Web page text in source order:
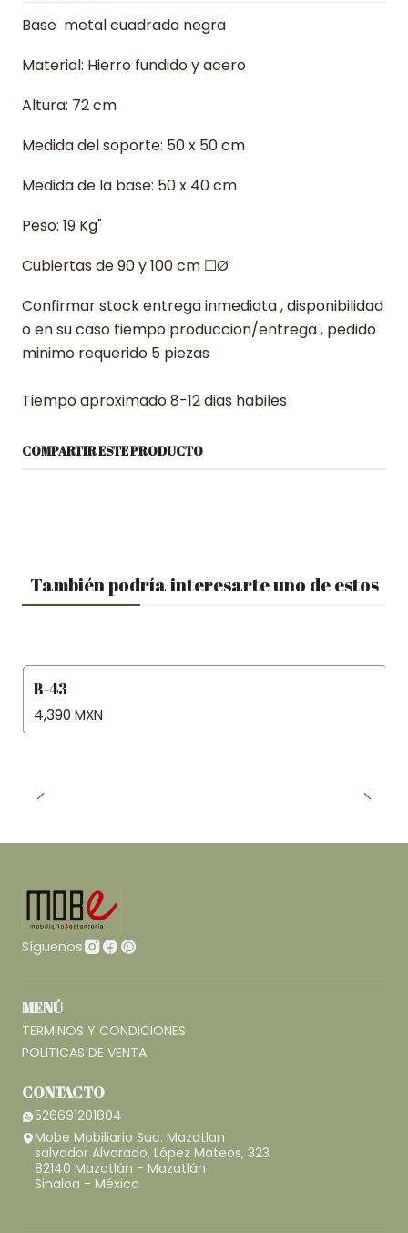
Base metal cuadrada negra
Material: Hierro fundido y acero
Altura: 72 cm
Medida del soporte: 50 x 50 cm
Medida de la base: 50 x 40 cm
Peso: 19 Kg"
Cubiertas de 90 y 100 cm ☐Ø
Confirmar stock entrega inmediata , disponibilidad
o en su caso tiempo produccion/entrega , pedido
minimo requerido 5 piezas
Tiempo aproximado 8-12 dias habiles
COMPARTIR ESTE PRODUCTO
También podría interesarte uno de estos
B-43
4,390 MXN
Síguenos
MENÚ
TERMINOS Y CONDICIONES
POLITICAS DE VENTA
CONTACTO
526691201804
Mobe Mobiliario Suc. Mazatlan
salvador Alvarado, López Mateos, 323
82140 Mazatlán - Mazatlán
Sinaloa - México